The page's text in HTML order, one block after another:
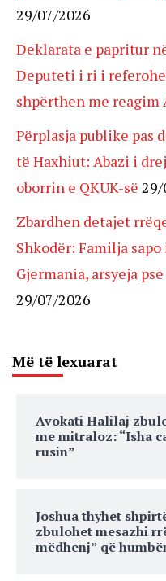
29/07/2026
Deklarata e papritur
Deputeti i ri i
shpërthen me reagim
Përplasja publike pas
të Haxhiut: Abazi i
oborrin e QKUK-së 29/
Zbardhen detajet
Shkodër: Familja
Gjermania, arsyeja
29/07/2026
Më të lexuarat
Avokati Halilaj
me mitraloz: “Isha
rusin”
Joshua thyhet
zbulohet mesazhi
mëdhenj” që